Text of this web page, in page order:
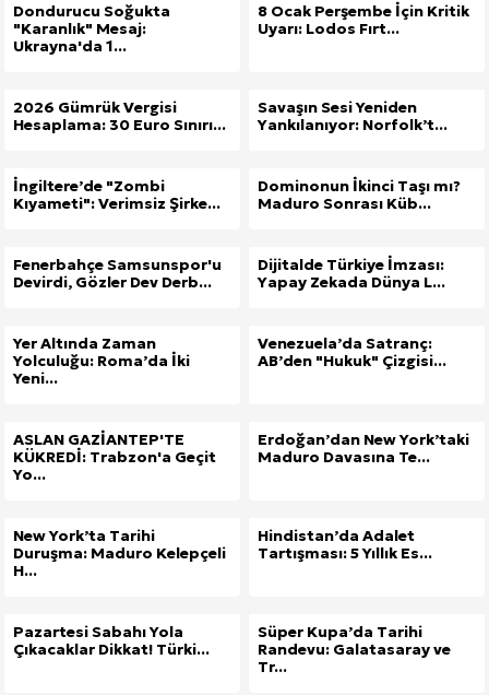
Dondurucu Soğukta
"Karanlık" Mesaj:
Ukrayna'da 1...
8 Ocak Perşembe İçin Kritik
Uyarı: Lodos Fırt...
2026 Gümrük Vergisi
Hesaplama: 30 Euro Sınırı...
Savaşın Sesi Yeniden
Yankılanıyor: Norfolk’t...
İngiltere’de "Zombi
Kıyameti": Verimsiz Şirke...
Dominonun İkinci Taşı mı?
Maduro Sonrası Küb...
Fenerbahçe Samsunspor'u
Devirdi, Gözler Dev Derb...
Dijitalde Türkiye İmzası:
Yapay Zekada Dünya L...
Yer Altında Zaman
Yolculuğu: Roma’da İki
Yeni...
Venezuela’da Satranç:
AB’den "Hukuk" Çizgisi...
ASLAN GAZİANTEP'TE
KÜKREDİ: Trabzon'a Geçit
Yo...
Erdoğan’dan New York’taki
Maduro Davasına Te...
New York’ta Tarihi
Duruşma: Maduro Kelepçeli
H...
Hindistan’da Adalet
Tartışması: 5 Yıllık Es...
Pazartesi Sabahı Yola
Çıkacaklar Dikkat! Türki...
Süper Kupa’da Tarihi
Randevu: Galatasaray ve
Tr...